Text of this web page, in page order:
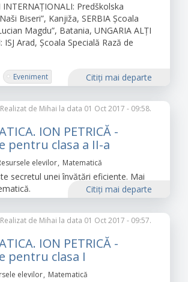
INTERNAȚIONALI: Predškolska
Biseri”, Kanjiža, SERBIA Școala
Magdu”, Batania, UNGARIA ALȚI
ISJ Arad, Școala Specială Rază de
Eveniment Citiţi mai departe
Realizat de Mihai la data 01 Oct 2017 - 09:58.
ION PETRICĂ -
pentru clasa a II-a
elevilor Matematică
secretul unei învățări eficiente. Mai
Citiţi mai departe
Realizat de Mihai la data 01 Oct 2017 - 09:57.
ION PETRICĂ -
pentru clasa I
elevilor Matematică